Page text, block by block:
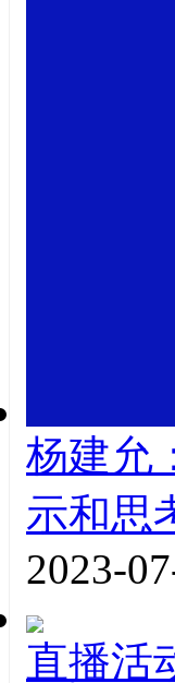
杨建允
示和思
2023-
直播活